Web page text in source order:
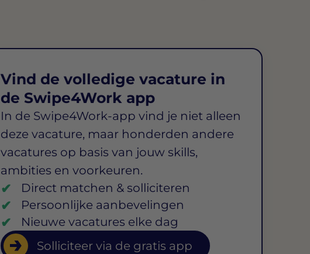
Vind de volledige vacature in
de Swipe4Work app
In de Swipe4Work-app vind je niet alleen
deze vacature, maar honderden andere
vacatures op basis van jouw skills,
ambities en voorkeuren.
Direct matchen & solliciteren
Persoonlijke aanbevelingen
Nieuwe vacatures elke dag
Solliciteer via de gratis app